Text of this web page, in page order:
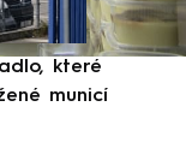
které
municí